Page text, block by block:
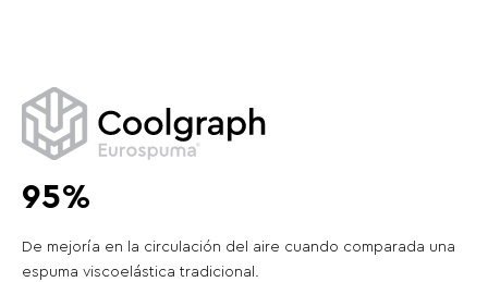
95%
De mejoría en la circulación del aire cuando comparada una
espuma viscoelástica tradicional.